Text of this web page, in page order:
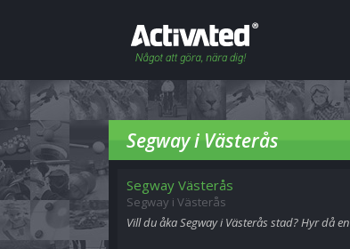
Segway i Västerås
Segway Västerås
Segway i Västerås
Vill du åka Segway i Västerås stad? Hyr då